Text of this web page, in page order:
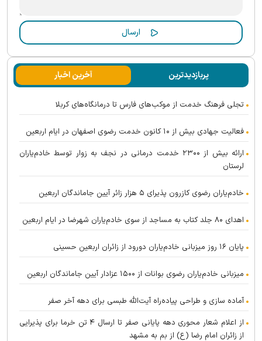
پربازدیدترین آخرین اخبار
تجلی فرهنگ خدمت از موکب‌های فارس تا درمانگاه‌های کربلا
فعالیت جهادی بیش از ۱۰ کانون خدمت رضوی اصفهان در ایام اربعین
ارائه بیش از ۲۳۰۰ خدمت درمانی در نجف به زوار توسط خادم‌یاران
لرستان
خادم‌یاران رضوی کازرون پذیرای ۵ هزار زائر آیین جاماندگان اربعین
اهدای ۸۰ جلد کتاب به مساجد از سوی خادم‌یاران شهرضا در ایام اربعین
پایان ۱۶ روز میزبانی خادم‌یاران دورود از زائران اربعین حسینی
میزبانی خادم‌یاران رضوی بوانات از ۱۵۰۰ عزادار آیین جاماندگان اربعین
آماده سازی و طراحی پیاده‌راه آیت‌الله طبسی برای دهه آخر صفر
از اعلام شعار محوری دهه پایانی صفر تا ارسال ۴ تن خرما برای پذیرایی
از زائران امام رضا (ع) از بم به مشهد